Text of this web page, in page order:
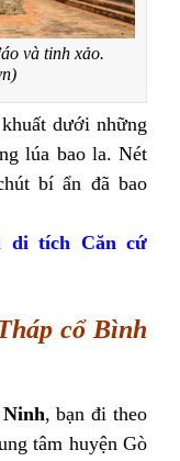
và tinh xảo.
dưới những
lúa bao la. Nét
bí ẩn đã bao
di tích Căn cứ
cổ Bình
, bạn đi theo
tâm huyện Gò